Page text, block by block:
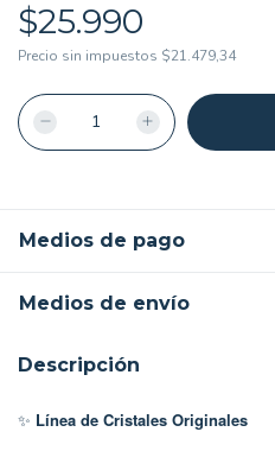
$25.990
Precio sin impuestos $21.479,34
Medios de pago
Medios de envío
Descripción
✨ Línea de Cristales Originales